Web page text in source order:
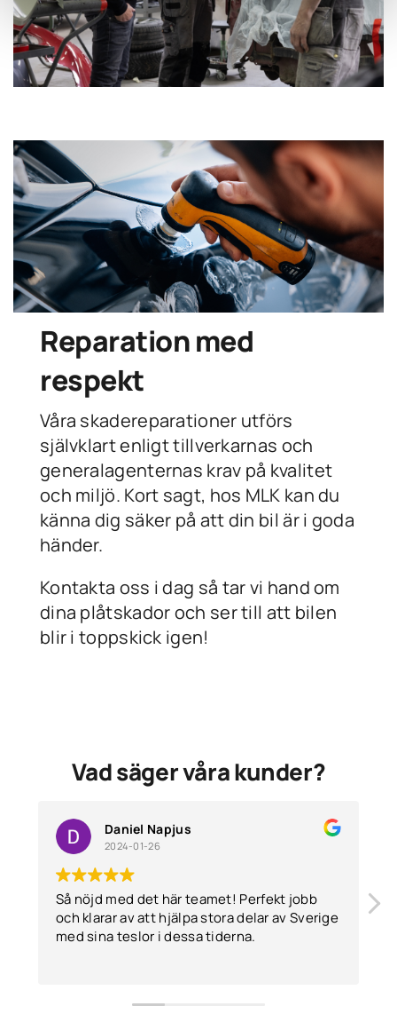
Reparation med
respekt
Våra skadereparationer utförs
självklart enligt tillverkarnas och
generalagenternas krav på kvalitet
och miljö. Kort sagt, hos MLK kan du
känna dig säker på att din bil är i goda
händer.
Kontakta oss i dag så tar vi hand om
dina plåtskador och ser till att bilen
blir i toppskick igen!
Vad säger våra kunder?
Daniel Napjus
2024-01-26
Så nöjd med det här teamet! Perfekt jobb
och klarar av att hjälpa stora delar av Sverige
med sina teslor i dessa tiderna.